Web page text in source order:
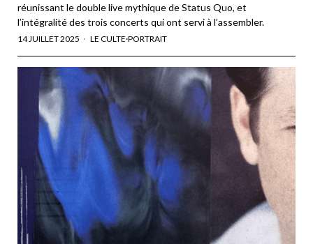
réunissant le double live mythique de Status Quo, et
l’intégralité des trois concerts qui ont servi à l’assembler.
14 JUILLET 2025 LE CULTE·PORTRAIT